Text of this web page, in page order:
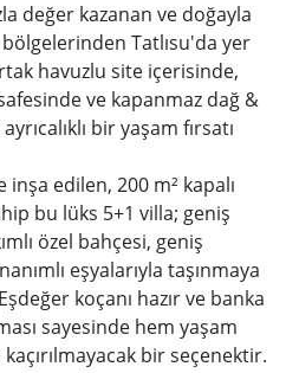
değer kazanan ve doğayla
Tatlısu'da yer
havuzlu site içerisinde,
ve kapanmaz dağ &
bir yaşam fırsatı
inşa edilen, 200 m² kapalı
bu lüks 5+1 villa; geniş
özel bahçesi, geniş
eşyalarıyla taşınmaya
koçanı hazır ve banka
sayesinde hem yaşam
bir seçenektir.